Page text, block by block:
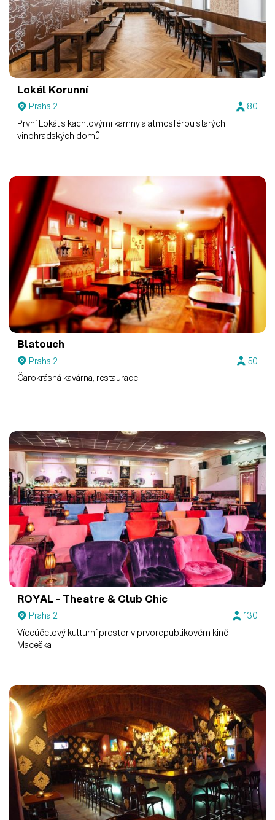
Lokál Korunní
Praha 2
80
První Lokál s kach­lovými kamny a atmo­sférou starých
vinohrad­ských domů
Blatouch
Praha 2
50
Čarokrásná kavárna, restaurace
ROYAL - Theatre & Club Chic
Praha 2
130
Víceúčelový kulturní prostor v prvorepublikovém kině
Maceška